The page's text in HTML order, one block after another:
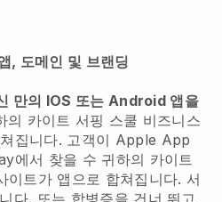
, 도메인 및 브랜딩
만의 IOS 또는 Android 앱을
의 카이트 서핑 스쿨 비즈니스
집니다. 고객이 Apple App
에서 찾을 수 귀하의 카이트
이트가 앱으로 합쳐집니다. 서